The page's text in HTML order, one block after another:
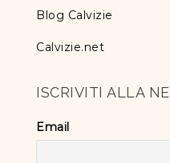
Blog Calvizie
Calvizie.net
ISCRIVITI ALLA
Email